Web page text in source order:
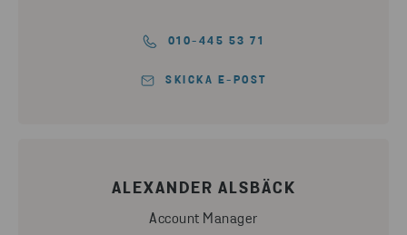
010-445 53 71
SKICKA E-POST
ALEXANDER ALSBÄCK
Account Manager